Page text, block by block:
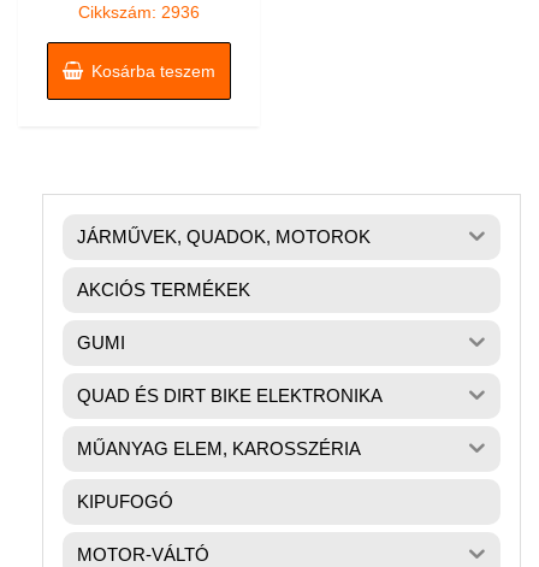
Cikkszám: 2936
Kosárba teszem
JÁRMŰVEK, QUADOK, MOTOROK
AKCIÓS TERMÉKEK
GUMI
QUAD ÉS DIRT BIKE ELEKTRONIKA
MŰANYAG ELEM, KAROSSZÉRIA
KIPUFOGÓ
MOTOR-VÁLTÓ